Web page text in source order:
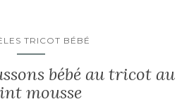
TRICOT BÉBÉ
bébé au tricot au
mousse